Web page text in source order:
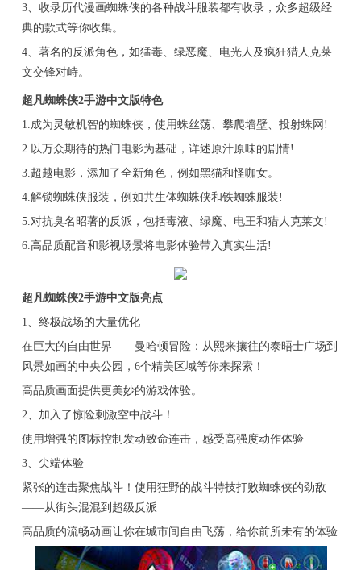
3、收录历代漫画蜘蛛侠的各种战斗服装都有收录，众多超级经
典的款式等你收集。
4、著名的反派角色，如猛毒、绿恶魔、电光人及疯狂猎人克莱
文交锋对峙。
超凡蜘蛛侠2手游中文版特色
1.成为灵敏机智的蜘蛛侠，使用蛛丝荡、攀爬墙壁、投射蛛网!
2.以万众期待的热门电影为基础，详述原汁原味的剧情!
3.超越电影，添加了全新角色，例如黑猫和怪咖女。
4.解锁蜘蛛侠服装，例如共生体蜘蛛侠和铁蜘蛛服装!
5.对抗臭名昭著的反派，包括毒液、绿魔、电王和猎人克莱文!
6.高品质配音和影视场景将电影体验带入真实生活!
超凡蜘蛛侠2手游中文版亮点
1、终极战场的大量优化
在巨大的自由世界——曼哈顿冒险：从熙来攘往的泰晤士广场到
风景如画的中央公园，6个精美区域等你来探索！
高品质画面提供更美妙的游戏体验。
2、加入了惊险刺激空中战斗！
使用增强的图标控制发动致命连击，感受高强度动作体验
3、尖端体验
紧张的连击聚焦战斗！使用狂野的战斗特技打败蜘蛛侠的劲敌
——从街头混混到超级反派
高品质的流畅动画让你在城市间自由飞荡，给你前所未有的体验